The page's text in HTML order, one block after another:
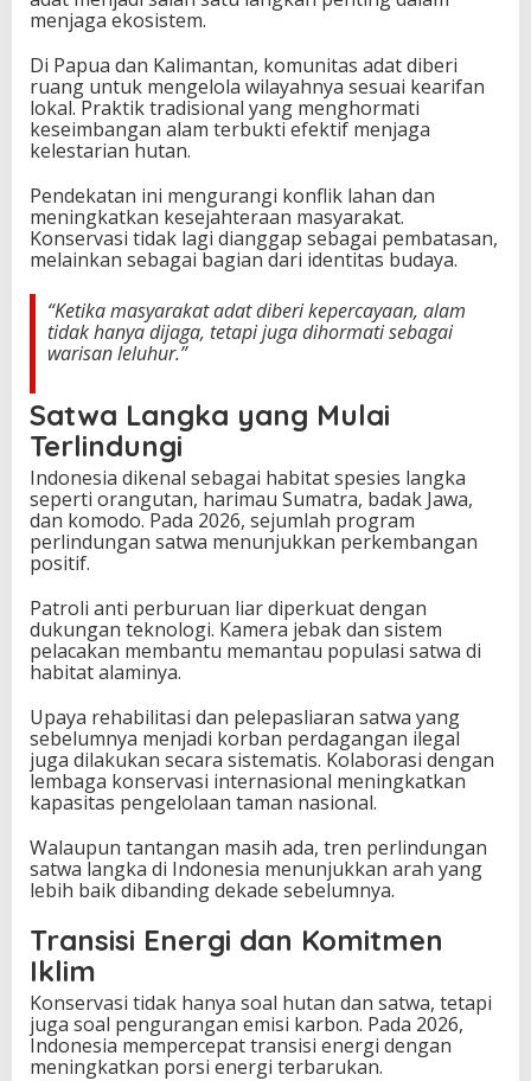
menjaga ekosistem.
Di Papua dan Kalimantan, komunitas adat diberi
ruang untuk mengelola wilayahnya sesuai kearifan
lokal. Praktik tradisional yang menghormati
keseimbangan alam terbukti efektif menjaga
kelestarian hutan.
Pendekatan ini mengurangi konflik lahan dan
meningkatkan kesejahteraan masyarakat.
Konservasi tidak lagi dianggap sebagai pembatasan,
melainkan sebagai bagian dari identitas budaya.
“Ketika masyarakat adat diberi kepercayaan, alam
tidak hanya dijaga, tetapi juga dihormati sebagai
warisan leluhur.”
Satwa Langka yang Mulai
Terlindungi
Indonesia dikenal sebagai habitat spesies langka
seperti orangutan, harimau Sumatra, badak Jawa,
dan komodo. Pada 2026, sejumlah program
perlindungan satwa menunjukkan perkembangan
positif.
Patroli anti perburuan liar diperkuat dengan
dukungan teknologi. Kamera jebak dan sistem
pelacakan membantu memantau populasi satwa di
habitat alaminya.
Upaya rehabilitasi dan pelepasliaran satwa yang
sebelumnya menjadi korban perdagangan ilegal
juga dilakukan secara sistematis. Kolaborasi dengan
lembaga konservasi internasional meningkatkan
kapasitas pengelolaan taman nasional.
Walaupun tantangan masih ada, tren perlindungan
satwa langka di Indonesia menunjukkan arah yang
lebih baik dibanding dekade sebelumnya.
Transisi Energi dan Komitmen
Iklim
Konservasi tidak hanya soal hutan dan satwa, tetapi
juga soal pengurangan emisi karbon. Pada 2026,
Indonesia mempercepat transisi energi dengan
meningkatkan porsi energi terbarukan.